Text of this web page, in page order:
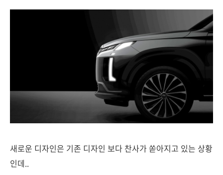
새로운 디자인은 기존 디자인 보다 찬사가 쏟아지고 있는 상황
인데..